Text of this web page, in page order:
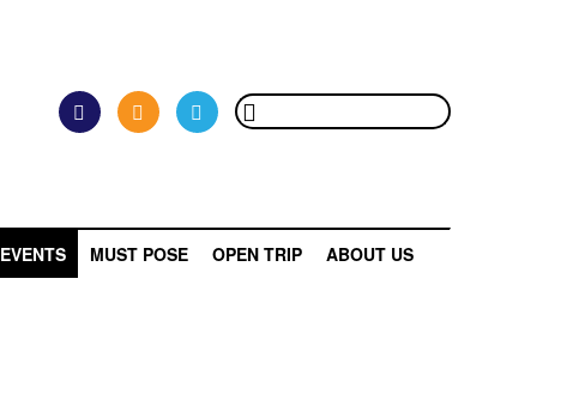
EVENTS MUST POSE OPEN TRIP ABOUT US